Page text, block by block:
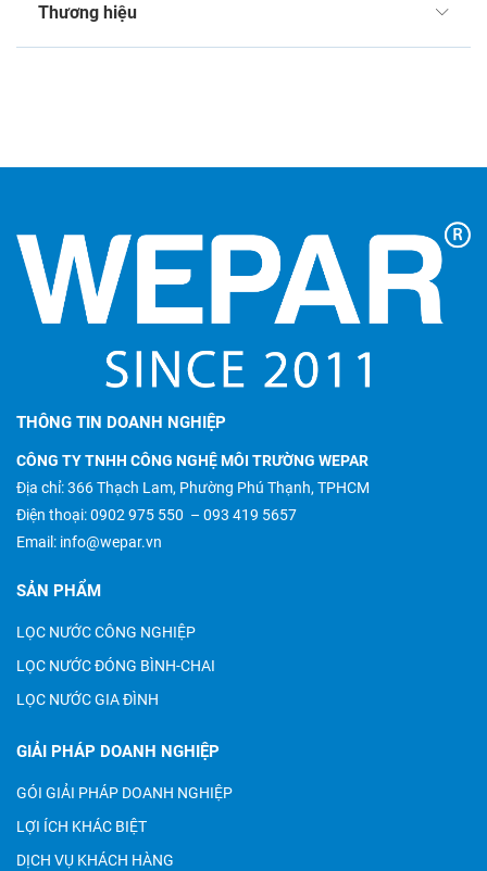
Thương hiệu
THÔNG TIN DOANH NGHIỆP
CÔNG TY TNHH CÔNG NGHỆ MÔI TRƯỜNG WEPAR
Địa chỉ: 366 Thạch Lam, Phường Phú Thạnh, TPHCM
Điện thoại:0902 975 550 – 093 419 5657
Email: info@wepar.vn
SẢN PHẨM
LỌC NƯỚC CÔNG NGHIỆP
LỌC NƯỚC ĐÓNG BÌNH-CHAI
LỌC NƯỚC GIA ĐÌNH
GIẢI PHÁP DOANH NGHIỆP
GÓI GIẢI PHÁP DOANH NGHIỆP
LỢI ÍCH KHÁC BIỆT
DỊCH VỤ KHÁCH HÀNG